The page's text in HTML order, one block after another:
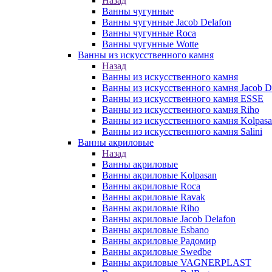
Ванны чугунные
Ванны чугунные Jacob Delafon
Ванны чугунные Roca
Ванны чугунные Wotte
Ванны из искусственного камня
Назад
Ванны из искусственного камня
Ванны из искусственного камня Jacob
Ванны из искусственного камня ESSE
Ванны из искусственного камня Riho
Ванны из искусственного камня
Ванны из искусственного камня Salini
Ванны акриловые
Назад
Ванны акриловые
Ванны акриловые Kolpasan
Ванны акриловые Roca
Ванны акриловые Ravak
Ванны акриловые Riho
Ванны акриловые Jacob Delafon
Ванны акриловые Esbano
Ванны акриловые Радомир
Ванны акриловые Swedbe
Ванны акриловые VAGNERPLAST